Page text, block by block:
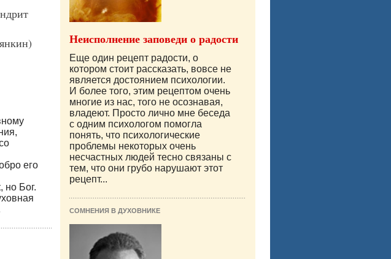
его
но Бог.
Неисполнение заповеди о радости
Еще один рецепт радости, о
котором стоит рассказать, вовсе не
является достоянием психологии.
И более того, этим рецептом очень
многие из нас, того не осознавая,
владеют. Просто лично мне беседа
с одним психологом помогла
понять, что психологические
проблемы некоторых очень
несчастных людей тесно связаны с
тем, что они грубо нарушают этот
рецепт...
СОМНЕНИЯ В ДУХОВНИКЕ